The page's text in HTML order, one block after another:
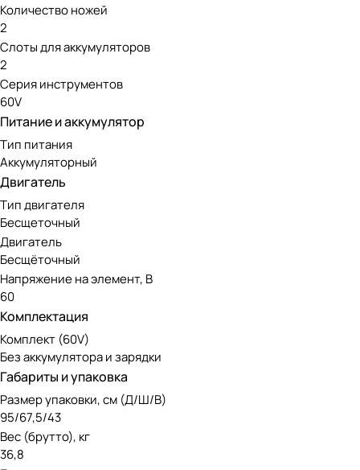
Количество ножей
2
Слоты для аккумуляторов
2
Серия инструментов
60V
Питание и аккумулятор
Тип питания
Аккумуляторный
Двигатель
Тип двигателя
Бесщеточный
Двигатель
Бесщёточный
Напряжение на элемент, В
60
Комплектация
Комплект (60V)
Без аккумулятора и зарядки
Габариты и упаковка
Размер упаковки, см (Д/Ш/В)
95/67,5/43
Вес (брутто), кг
36,8